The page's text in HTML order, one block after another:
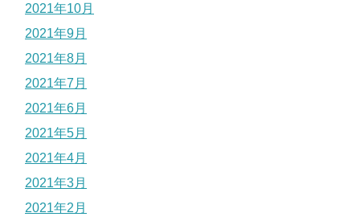
2021年10月
2021年9月
2021年8月
2021年7月
2021年6月
2021年5月
2021年4月
2021年3月
2021年2月